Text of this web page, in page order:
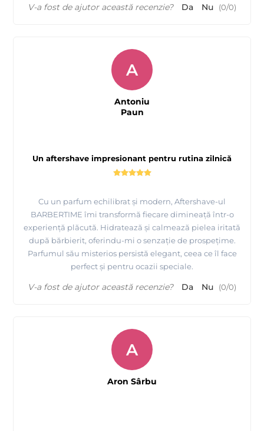
V-a fost de ajutor această recenzie? Da Nu (0/0)
Un aftershave impresionant pentru rutina zilnică
Cu un parfum echilibrat și modern, Aftershave-ul
BARBERTIME îmi transformă fiecare dimineață într-o
experiență plăcută. Hidratează și calmează pielea iritată
după bărbierit, oferindu-mi o senzație de prospețime.
Parfumul său misterios persistă elegant, ceea ce îl face
perfect și pentru ocazii speciale.
A
Antoniu
Paun
V-a fost de ajutor această recenzie? Da Nu (0/0)
A
Aron Sârbu